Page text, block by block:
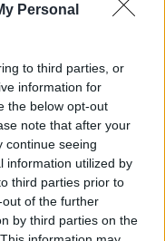
Personal
to third parties, or
information for
the below opt-out
note that after your
continue seeing
information utilized by
third parties prior to
of the further
by third parties on the